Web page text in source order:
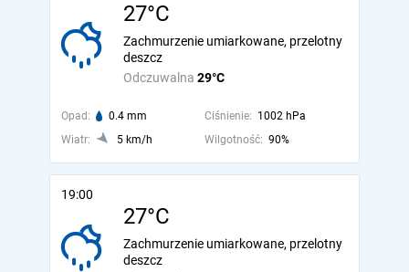
27°C
Odczuwalna 29°C
Zachmurzenie umiarkowane, przelotny
deszcz
Opad: 0.4 mm Ciśnienie: 1002 hPa
Wiatr:
5 km/h Wilgotność: 90%
19:00
27°C
Zachmurzenie umiarkowane, przelotny
deszcz